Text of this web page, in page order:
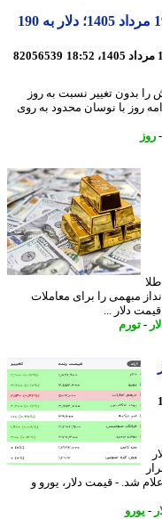
پیش بینی قیمت دلار فردا دوشنبه 19 مرداد 1405؛ دلار به 190
82056539
1405 معاملاتش را بدون تغییر نسبت به روز
ادامه روز با نوسان محدود به روی
مبهمی را برای معاملات
دلار ...
تورم
هزار و 220 تومان اعلام شد. - قیمت دلار، یورو و